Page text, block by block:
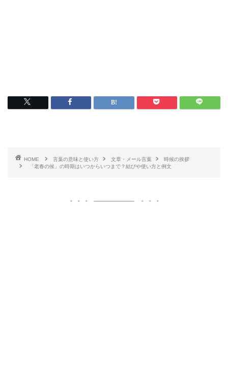
HOME 言葉の意味と使い方 文章・メール言葉
時候の挨拶
「老春の候」の時期はいつからいつまで？結びや使い方と例文